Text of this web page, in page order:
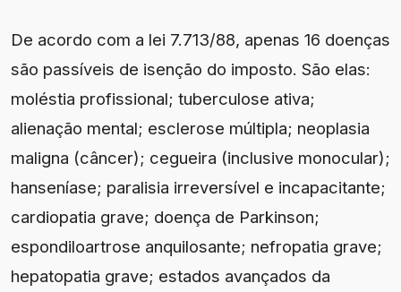
De acordo com a lei 7.713/88, apenas 16 doenças
são passíveis de isenção do imposto. São elas:
moléstia profissional; tuberculose ativa;
alienação mental; esclerose múltipla; neoplasia
maligna (câncer); cegueira (inclusive monocular);
hanseníase; paralisia irreversível e incapacitante;
cardiopatia grave; doença de Parkinson;
espondiloartrose anquilosante; nefropatia grave;
hepatopatia grave; estados avançados da